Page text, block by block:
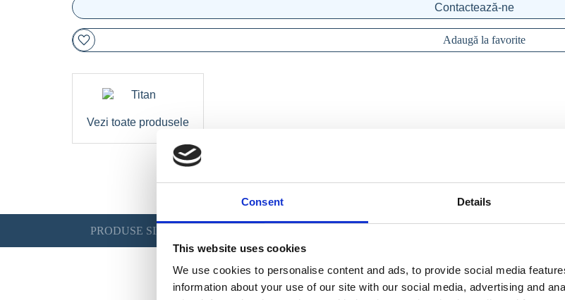
Consent Details
This website uses cookies
We use cookies to personalise content and ads, to provide social media
information about your use of our site with our social media, advertising and
Contactează-ne
Adaugă la favorite
Vezi toate produsele
PRODUSE SIMILARE